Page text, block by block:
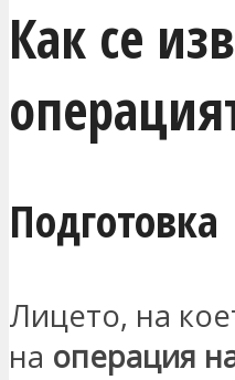
Как се
Подготовка
Лицето, на
на операция